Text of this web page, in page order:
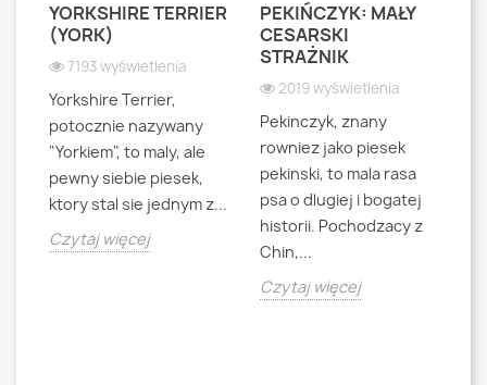
YORKSHIRE TERRIER
(YORK)
7193 wyświetlenia
Yorkshire Terrier,
potocznie nazywany
"Yorkiem", to maly, ale
pewny siebie piesek,
ktory stal sie jednym z...
Czytaj więcej
PEKIŃCZYK: MAŁY
CESARSKI
STRAŻNIK
2019 wyświetlenia
Pekinczyk, znany
rowniez jako piesek
pekinski, to mala rasa
psa o dlugiej i bogatej
historii. Pochodzacy z
Chin,...
Czytaj więcej